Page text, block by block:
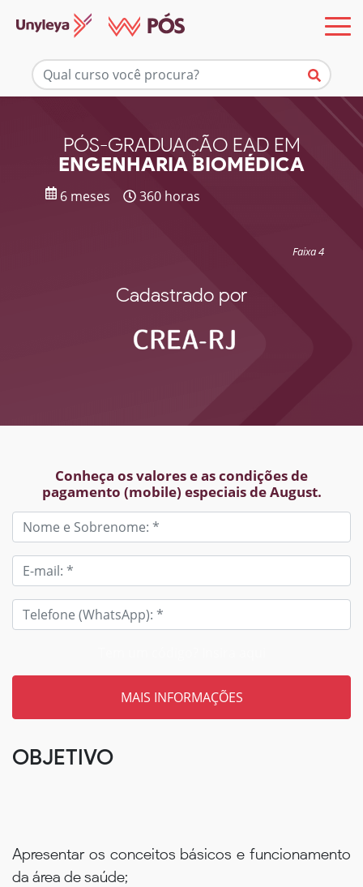
PÓS-GRADUAÇÃO EAD EM
ENGENHARIA BIOMÉDICA
6 meses 360 horas
Faixa 4
Cadastrado por
Conheça os valores e as condições de
pagamento (mobile) especiais de August.
Mais informações
OBJETIVO
Apresentar os conceitos básicos e funcionamento
da área de saúde;